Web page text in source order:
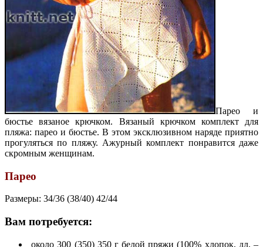
Парео и
бюстье вязаное крючком. Вязаный крючком комплект для
пляжа: парео и бюстье. В этом эксклюзивном наряде приятно
прогуляться по пляжу. Ажурный комплект понравится даже
скромным женщинам.
Парео
Размеры: 34/36 (38/40) 42/44
Вам потребуется:
около 300 (350) 350 г белой пряжи (100% хлопок, дл. –